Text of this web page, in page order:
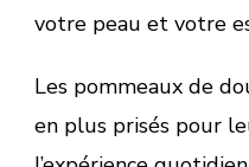
votre peau et votre
Les pommeaux de
en plus prisés pour